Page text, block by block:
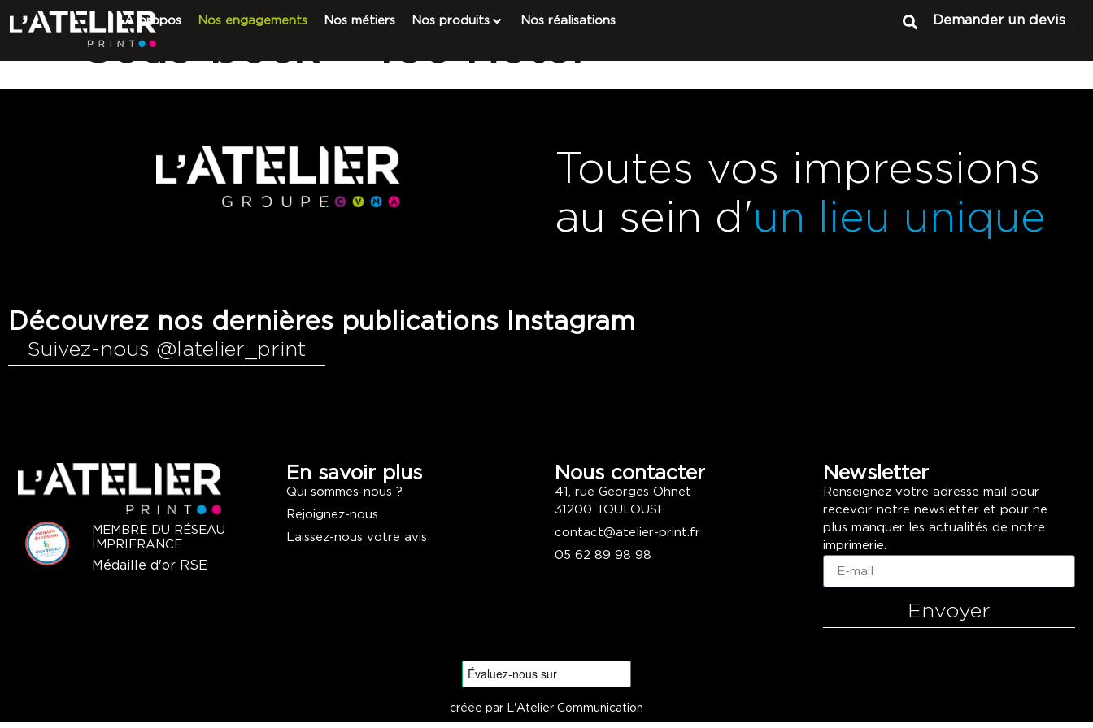
A propos Nos engagements Nos métiers Nos produits Nos réalisations Demander un devis
Sous-bock – Too Hotel
Toutes vos impressions
au sein d'un lieu unique
Découvrez nos dernières publications Instagram
Suivez-nous @latelier_print
MEMBRE DU RÉSEAU
IMPRIFRANCE
Médaille d'or RSE
En savoir plus
Qui sommes-nous ?
Rejoignez-nous
Laissez-nous votre avis
Nous contacter
41, rue Georges Ohnet
31200 TOULOUSE
contact@atelier-print.fr
05 62 89 98 98
Newsletter
Renseignez votre adresse mail pour
recevoir notre newsletter et pour ne
plus manquer les actualités de notre
imprimerie.
Envoyer
créée par L'Atelier Communication